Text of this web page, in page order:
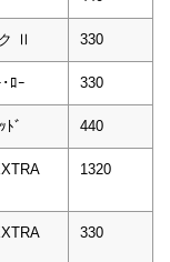
Ⅱ 330
ﾛｰ 330
ﾄﾞ 440
1320
330